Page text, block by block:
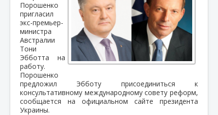
Порошенко
пригласил
экс-премьер-
министра
Австралии
Тони
Эбботта на
работу.
Порошенко
предложил Эбботу присоединиться к
консультативному международному совету реформ,
сообщается на официальном сайте президента
Украины.